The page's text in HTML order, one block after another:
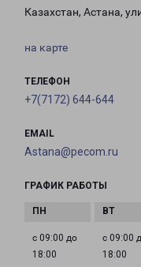
Казахстан, Астана,
на карте
ТЕЛЕФОН
+7(7172) 644-644
EMAIL
Astana@pecom.ru
ГРАФИК РАБОТЫ
с 09:00 до
18:00
с 09:00
18:00